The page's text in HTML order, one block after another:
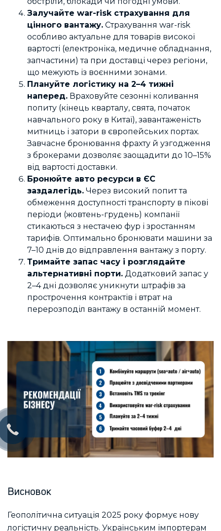
Залучайте war-risk страхування для
цінного вантажу. Страхування war-risk
особливо актуальне для товарів високої
вартості (електроніка, медичне обладнання,
запчастини) та при доставці через регіони,
що межують із воєнними зонами.
Плануйте логістику на 2–4 тижні
наперед. Враховуйте сезонні коливання
попиту (кінець кварталу, свята, початок
навчального року в Китаї), завантаженість
митниць і затори в європейських портах.
Завчасне бронювання фрахту й узгодження
з брокерами дозволяє заощадити до 10–15%
від вартості доставки.
Бронюйте авто ресурси в ЄС
заздалегідь. Через високий попит та
обмеження доступності транспорту в пікові
періоди (жовтень-грудень) компанії
стикаються з нестачею фур і зростанням
тарифів. Оптимально бронювати машини за
7–10 днів до відправлення вантажу з порту.
Тримайте запас часу і розглядайте
альтернативні порти. Додатковий запас у
2–4 дні дозволяє уникнути штрафів за
прострочення контрактів і втрат на
перерозподіл вантажу в останній момент.
Висновок
Геополітична ситуація 2025 року формує нову
логістичну реальність. Українським імпортерам